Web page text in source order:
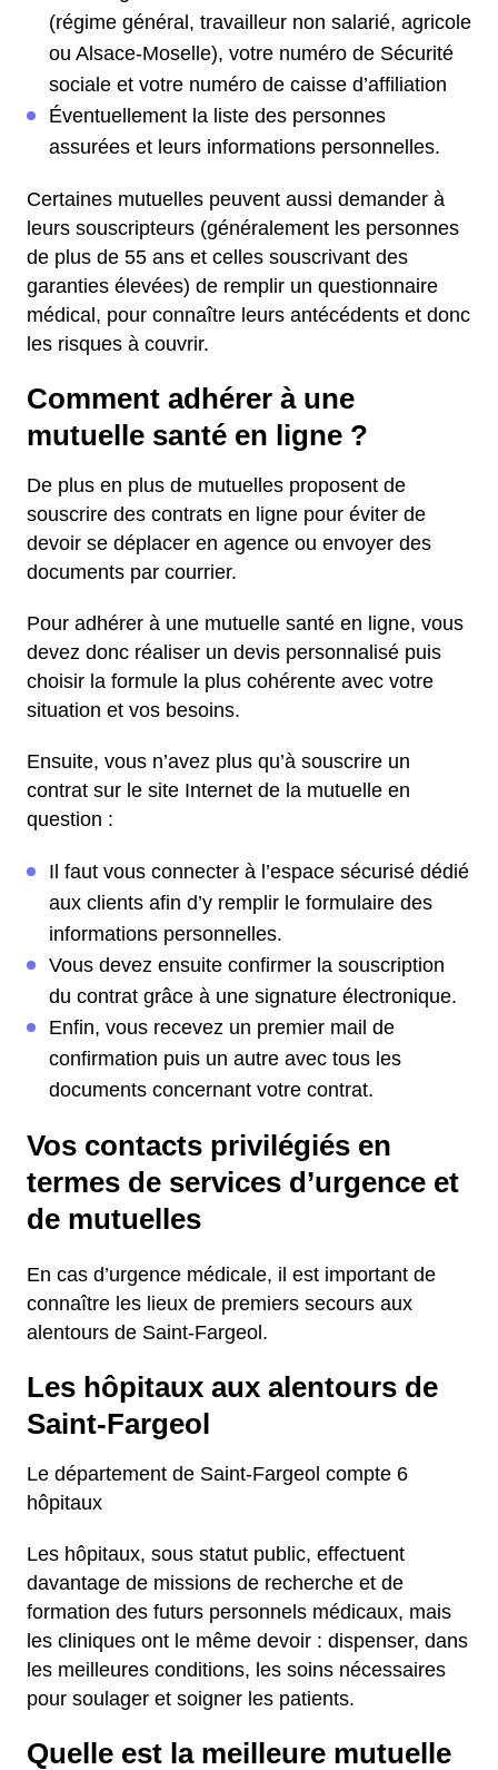
(régime général, travailleur non salarié, agricole
ou Alsace-Moselle), votre numéro de Sécurité
sociale et votre numéro de caisse d’affiliation
Éventuellement la liste des personnes
assurées et leurs informations personnelles.
Certaines mutuelles peuvent aussi demander à
leurs souscripteurs (généralement les personnes
de plus de 55 ans et celles souscrivant des
garanties élevées) de remplir un questionnaire
médical, pour connaître leurs antécédents et donc
les risques à couvrir.
Comment adhérer à une
mutuelle santé en ligne ?
De plus en plus de mutuelles proposent de
souscrire des contrats en ligne pour éviter de
devoir se déplacer en agence ou envoyer des
documents par courrier.
Pour adhérer à une mutuelle santé en ligne, vous
devez donc réaliser un devis personnalisé puis
choisir la formule la plus cohérente avec votre
situation et vos besoins.
Ensuite, vous n’avez plus qu’à souscrire un
contrat sur le site Internet de la mutuelle en
question :
Il faut vous connecter à l’espace sécurisé dédié
aux clients afin d’y remplir le formulaire des
informations personnelles.
Vous devez ensuite confirmer la souscription
du contrat grâce à une signature électronique.
Enfin, vous recevez un premier mail de
confirmation puis un autre avec tous les
documents concernant votre contrat.
Vos contacts privilégiés en
termes de services d’urgence et
de mutuelles
En cas d’urgence médicale, il est important de
connaître les lieux de premiers secours aux
alentours de Saint-Fargeol.
Les hôpitaux aux alentours de
Saint-Fargeol
Le département de Saint-Fargeol compte 6
hôpitaux
Les hôpitaux, sous statut public, effectuent
davantage de missions de recherche et de
formation des futurs personnels médicaux, mais
les cliniques ont le même devoir : dispenser, dans
les meilleures conditions, les soins nécessaires
pour soulager et soigner les patients.
Quelle est la meilleure mutuelle